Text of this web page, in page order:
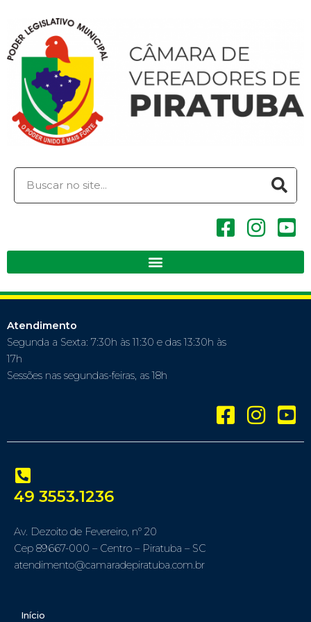
Atendimento
Segunda a Sexta: 7:30h às 11:30 e das 13:30h às
17h
Sessões nas segundas-feiras, as 18h
49 3553.1236
Av. Dezoito de Fevereiro, nº 20
Cep 89667-000 – Centro – Piratuba – SC
atendimento@camaradepiratuba.com.br
Início